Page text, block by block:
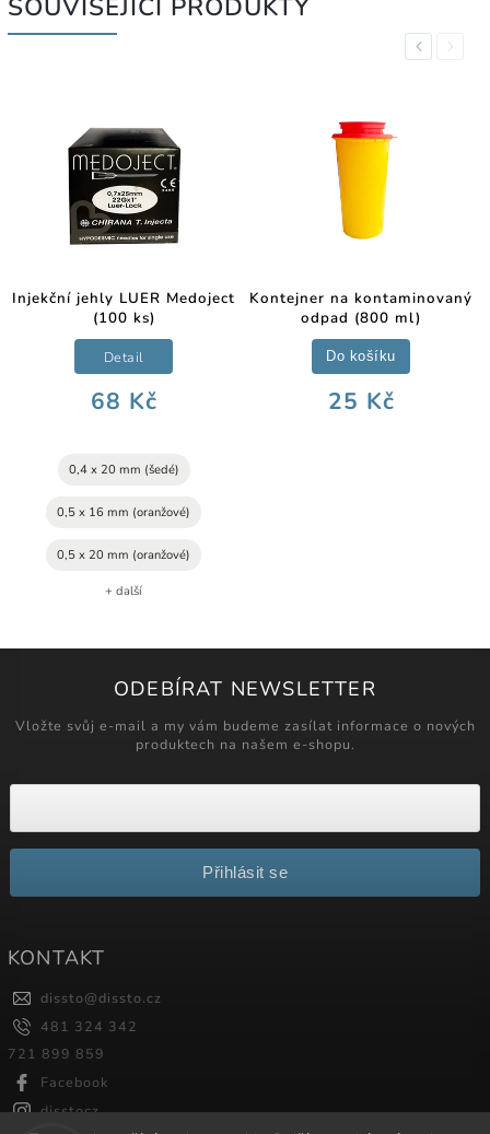
SOUVISEJÍCÍ PRODUKTY
Previous
Injekční jehly LUER Medoject
(100 ks)
68 Kč
Detail
0,4 x 20 mm (šedé)
0,5 x 16 mm (oranžové)
0,5 x 20 mm (oranžové)
+ další
Kontejner na kontaminovaný
odpad (800 ml)
25 Kč
Do košíku
Next
ODEBÍRAT NEWSLETTER
Vložte svůj e-mail a my vám budeme zasílat informace o nových
produktech na našem e-shopu.
Přihlásit se
KONTAKT
dissto@dissto.cz
481 324 342
721 899 859
Facebook
disstocz